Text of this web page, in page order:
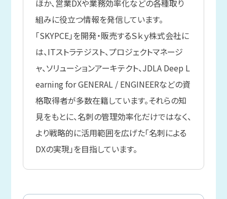
ほか、営業DXや業務効率化などの各種取り
組みに役立つ情報を発信しています。
「SKYPCE」を開発・販売するＳｋｙ株式会社に
は、ITストラテジスト、プロジェクトマネージ
ャ、ソリューションアーキテクト、JDLA Deep L
earning for GENERAL / ENGINEERなどの資
格取得者が多数在籍しています。それらの知
見をもとに、名刺の管理効率化だけではなく、
より戦略的に活用範囲を広げた「名刺による
DXの実現」を目指しています。